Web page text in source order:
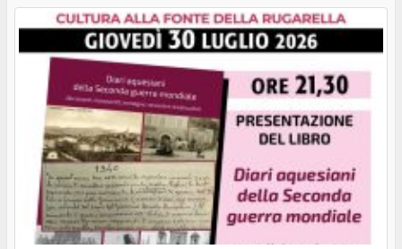
Ferento, Faber e mille papaveri rossi. In prima
nazionale il 31 luglio l’omaggio a Fabrizio De
André
Musicalia 2026: “la maschera sur grugno”